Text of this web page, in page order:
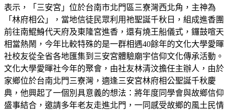
表示，「三安宮」位於台南市北門區三寮灣西北角，主神為
「林府相公」，當地信徒民眾利用祂聖誕千秋日，組成進香團
前往南鯤鯓代天府及東隆宮進香，還有燒王船儀式，鑼鼓喧天
相當熱鬧，今年比較特殊的是一群相遇40餘年的文化大學愛暉
社校友從全省各地匯集到三安宮體驗廟宇信仰文化傳承活動。
文化大學愛暉社今年的聚會，由社友林清汶擔任主辦人，由於
家鄉位於台南北門三寮灣，適逢三安宮林府相公聖誕千秋慶
典，他興起了一個別具意義的想法：將年度同學會與故鄉信仰
盛事結合，邀請多年老友走進北門，一同感受故鄉的風土民情